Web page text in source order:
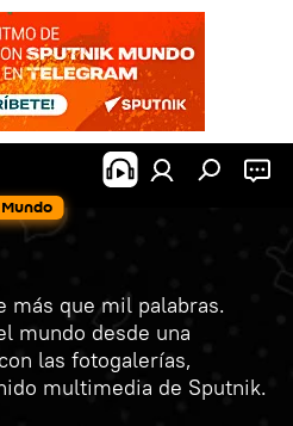
Mundo
más que mil palabras.
mundo desde una
las fotogalerías,
multimedia de Sputnik.